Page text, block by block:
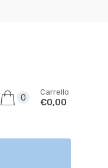
0
Carrello
€0,00